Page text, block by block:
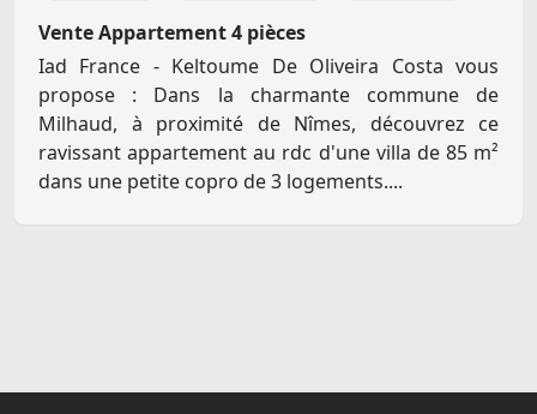
Vente Appartement 4 pièces
Iad France - Keltoume De Oliveira Costa vous
propose : Dans la charmante commune de
Milhaud, à proximité de Nîmes, découvrez ce
ravissant appartement au rdc d'une villa de 85 m²
dans une petite copro de 3 logements....